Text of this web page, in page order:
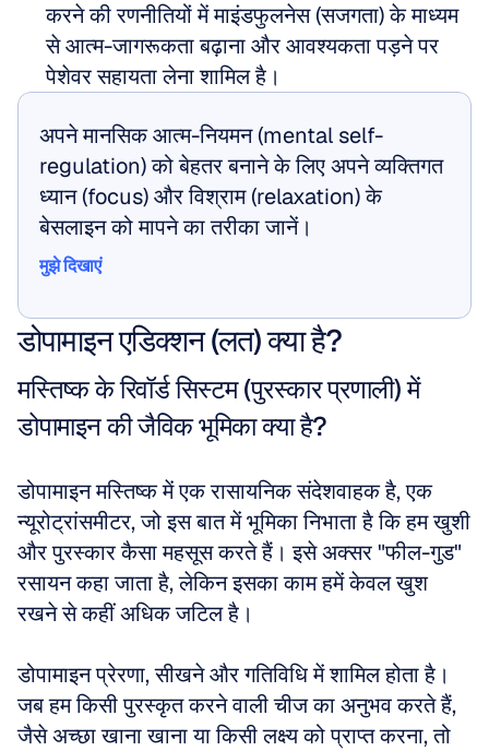
करने की रणनीतियों में माइंडफुलनेस (सजगता) के माध्यम
से आत्म-जागरूकता बढ़ाना और आवश्यकता पड़ने पर
पेशेवर सहायता लेना शामिल है।
अपने मानसिक आत्म-नियमन (mental self-
regulation) को बेहतर बनाने के लिए अपने व्यक्तिगत
ध्यान (focus) और विश्राम (relaxation) के
बेसलाइन को मापने का तरीका जानें।
मुझे दिखाएं
डोपामाइन एडिक्शन (लत) क्या है?
मस्तिष्क के रिवॉर्ड सिस्टम (पुरस्कार प्रणाली) में
डोपामाइन की जैविक भूमिका क्या है?
डोपामाइन मस्तिष्क में एक रासायनिक संदेशवाहक है, एक
न्यूरोट्रांसमीटर, जो इस बात में भूमिका निभाता है कि हम खुशी
और पुरस्कार कैसा महसूस करते हैं। इसे अक्सर "फील-गुड"
रसायन कहा जाता है, लेकिन इसका काम हमें केवल खुश
रखने से कहीं अधिक जटिल है।
डोपामाइन प्रेरणा, सीखने और गतिविधि में शामिल होता है।
जब हम किसी पुरस्कृत करने वाली चीज का अनुभव करते हैं,
जैसे अच्छा खाना खाना या किसी लक्ष्य को प्राप्त करना, तो